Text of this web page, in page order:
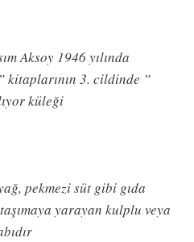
Aksoy 1946 yılında
kitaplarının 3. cildinde ”
küleği
pekmezi süt gibi gıda
yarayan kulplu veya